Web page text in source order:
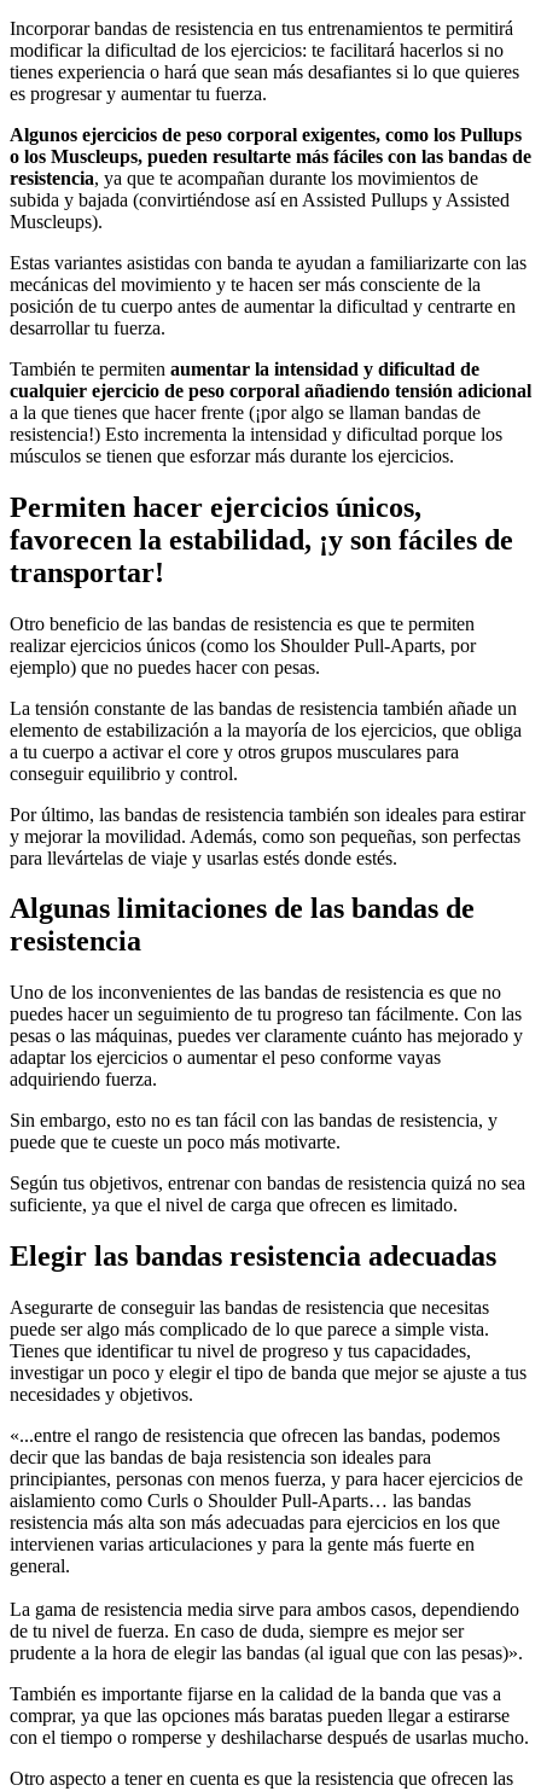
Incorporar bandas de resistencia en tus entrenamientos te permitirá
modificar la dificultad de los ejercicios: te facilitará hacerlos si no
tienes experiencia o hará que sean más desafiantes si lo que quieres
es progresar y aumentar tu fuerza.
Algunos ejercicios de peso corporal exigentes, como los Pullups
o los Muscleups, pueden resultarte más fáciles con las bandas de
resistencia, ya que te acompañan durante los movimientos de
subida y bajada (convirtiéndose así en Assisted Pullups y Assisted
Muscleups).
Estas variantes asistidas con banda te ayudan a familiarizarte con las
mecánicas del movimiento y te hacen ser más consciente de la
posición de tu cuerpo antes de aumentar la dificultad y centrarte en
desarrollar tu fuerza.
También te permiten aumentar la intensidad y dificultad de
cualquier ejercicio de peso corporal añadiendo tensión adicional
a la que tienes que hacer frente (¡por algo se llaman bandas de
resistencia!) Esto incrementa la intensidad y dificultad porque los
músculos se tienen que esforzar más durante los ejercicios.
Permiten hacer ejercicios únicos,
favorecen la estabilidad, ¡y son fáciles de
transportar!
Otro beneficio de las bandas de resistencia es que te permiten
realizar ejercicios únicos (como los Shoulder Pull-Aparts, por
ejemplo) que no puedes hacer con pesas.
La tensión constante de las bandas de resistencia también añade un
elemento de estabilización a la mayoría de los ejercicios, que obliga
a tu cuerpo a activar el core y otros grupos musculares para
conseguir equilibrio y control.
Por último, las bandas de resistencia también son ideales para estirar
y mejorar la movilidad. Además, como son pequeñas, son perfectas
para llevártelas de viaje y usarlas estés donde estés.
Algunas limitaciones de las bandas de
resistencia
Uno de los inconvenientes de las bandas de resistencia es que no
puedes hacer un seguimiento de tu progreso tan fácilmente. Con las
pesas o las máquinas, puedes ver claramente cuánto has mejorado y
adaptar los ejercicios o aumentar el peso conforme vayas
adquiriendo fuerza.
Sin embargo, esto no es tan fácil con las bandas de resistencia, y
puede que te cueste un poco más motivarte.
Según tus objetivos, entrenar con bandas de resistencia quizá no sea
suficiente, ya que el nivel de carga que ofrecen es limitado.
Elegir las bandas resistencia adecuadas
Asegurarte de conseguir las bandas de resistencia que necesitas
puede ser algo más complicado de lo que parece a simple vista.
Tienes que identificar tu nivel de progreso y tus capacidades,
investigar un poco y elegir el tipo de banda que mejor se ajuste a tus
necesidades y objetivos.
«...entre el rango de resistencia que ofrecen las bandas, podemos
decir que las bandas de baja resistencia son ideales para
principiantes, personas con menos fuerza, y para hacer ejercicios de
aislamiento como Curls o Shoulder Pull-Aparts… las bandas
resistencia más alta son más adecuadas para ejercicios en los que
intervienen varias articulaciones y para la gente más fuerte en
general.
La gama de resistencia media sirve para ambos casos, dependiendo
de tu nivel de fuerza. En caso de duda, siempre es mejor ser
prudente a la hora de elegir las bandas (al igual que con las pesas)».
También es importante fijarse en la calidad de la banda que vas a
comprar, ya que las opciones más baratas pueden llegar a estirarse
con el tiempo o romperse y deshilacharse después de usarlas mucho.
Otro aspecto a tener en cuenta es que la resistencia que ofrecen las